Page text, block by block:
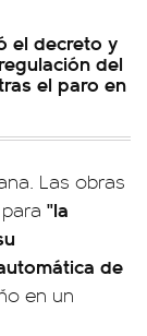
el decreto y
del
el paro en
Las obras
"la
de
en un